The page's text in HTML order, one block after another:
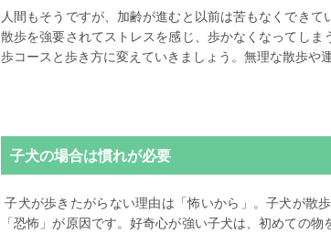
人間もそうですが、加齢が進むと以前は苦もなくでき
散歩を強要されてストレスを感じ、歩かなくなってし
歩コースと歩き方に変えていきましょう。無理な散歩や
子犬の場合は慣れが必要
子犬が歩きたがらない理由は「怖いから」。子犬が散
「恐怖」が原因です。好奇心が強い子犬は、初めての